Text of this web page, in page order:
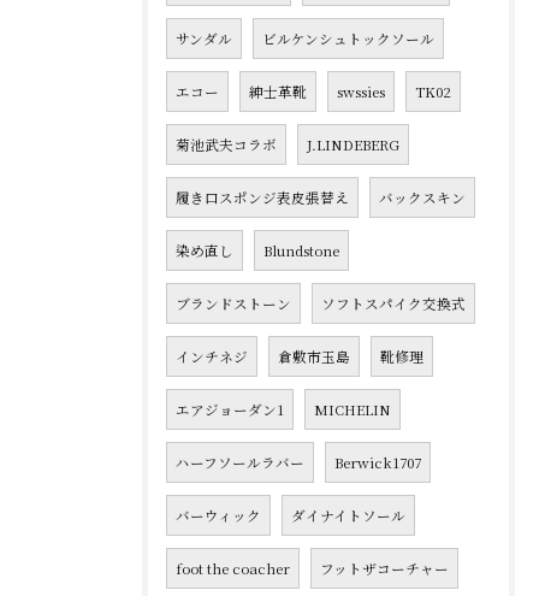
サンダル ビルケンシュトックソール
エコー 紳士革靴 swssies TK02
菊池武夫コラボ J.LINDEBERG
履き口スポンジ表皮張替え バックスキン
染め直し Blundstone
ブランドストーン ソフトスパイク交換式
インチネジ 倉敷市玉島 靴修理
エアジョーダン1 MICHELIN
ハーフソールラバー Berwick1707
バーウィック ダイナイトソール
foot the coacher フットザコーチャー